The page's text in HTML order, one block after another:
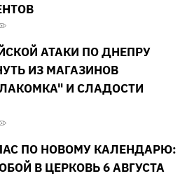
АТАКИ ПО ДНЕПРУ
ИЗ МАГАЗИНОВ
И СЛАДОСТИ
ПО НОВОМУ КАЛЕНДАРЮ:
В ЦЕРКОВЬ 6 АВГУСТА